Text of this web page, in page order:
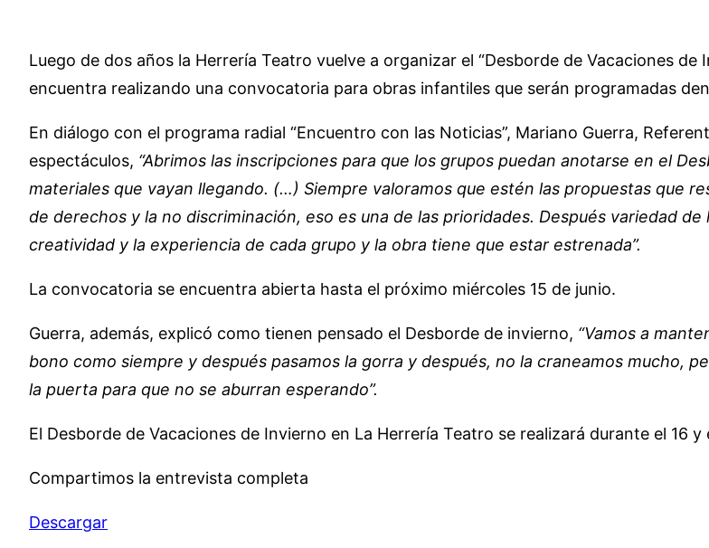
Luego de dos años la Herrería Teatro vuelve a organizar el “Desborde de Vacaciones
encuentra realizando una convocatoria para obras infantiles que serán programadas
En diálogo con el programa radial “Encuentro con las Noticias”, Mariano Guerra,
espectáculos, “Abrimos las inscripciones para que los grupos puedan anotarse en el
materiales que vayan llegando. (…) Siempre valoramos que estén las propuestas que
de derechos y la no discriminación, eso es una de las prioridades. Después variedad
creatividad y la experiencia de cada grupo y la obra tiene que estar estrenada”.
La convocatoria se encuentra abierta hasta el próximo miércoles 15 de junio.
Guerra, además, explicó como tienen pensado el Desborde de invierno, “Vamos a
bono como siempre y después pasamos la gorra y después, no la craneamos mucho,
la puerta para que no se aburran esperando”.
El Desborde de Vacaciones de Invierno en La Herrería Teatro se realizará durante el 16
Compartimos la entrevista completa
Descargar